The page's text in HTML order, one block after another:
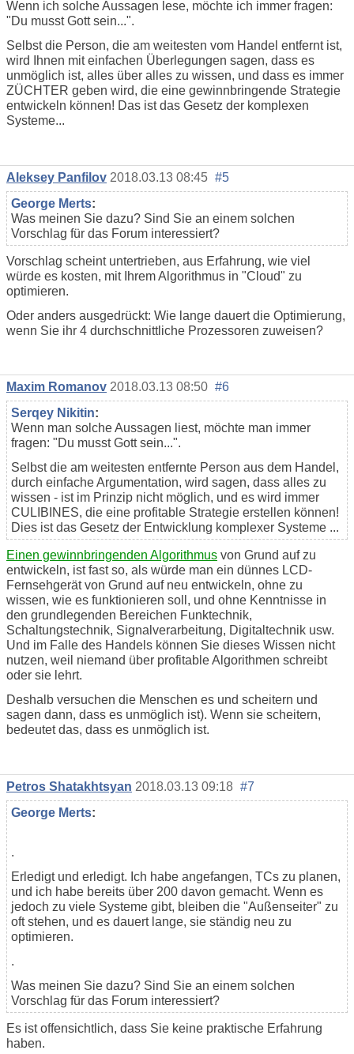
Wenn ich solche Aussagen lese, möchte ich immer fragen:
"Du musst Gott sein...".
Selbst die Person, die am weitesten vom Handel entfernt ist,
wird Ihnen mit einfachen Überlegungen sagen, dass es
unmöglich ist, alles über alles zu wissen, und dass es immer
ZÜCHTER geben wird, die eine gewinnbringende Strategie
entwickeln können! Das ist das Gesetz der komplexen
Systeme...
Aleksey Panfilov 2018.03.13 08:45 #5
George Merts:
Was meinen Sie dazu? Sind Sie an einem solchen
Vorschlag für das Forum interessiert?
Vorschlag scheint untertrieben, aus Erfahrung, wie viel
würde es kosten, mit Ihrem Algorithmus in "Cloud" zu
optimieren.
Oder anders ausgedrückt: Wie lange dauert die Optimierung,
wenn Sie ihr 4 durchschnittliche Prozessoren zuweisen?
Maxim Romanov 2018.03.13 08:50 #6
Serqey Nikitin:
Wenn man solche Aussagen liest, möchte man immer
fragen: "Du musst Gott sein...".
Selbst die am weitesten entfernte Person aus dem Handel,
durch einfache Argumentation, wird sagen, dass alles zu
wissen - ist im Prinzip nicht möglich, und es wird immer
CULIBINES, die eine profitable Strategie erstellen können!
Dies ist das Gesetz der Entwicklung komplexer Systeme ...
Einen gewinnbringenden Algorithmus von Grund auf zu
entwickeln, ist fast so, als würde man ein dünnes LCD-
Fernsehgerät von Grund auf neu entwickeln, ohne zu
wissen, wie es funktionieren soll, und ohne Kenntnisse in
den grundlegenden Bereichen Funktechnik,
Schaltungstechnik, Signalverarbeitung, Digitaltechnik usw.
Und im Falle des Handels können Sie dieses Wissen nicht
nutzen, weil niemand über profitable Algorithmen schreibt
oder sie lehrt.
Deshalb versuchen die Menschen es und scheitern und
sagen dann, dass es unmöglich ist). Wenn sie scheitern,
bedeutet das, dass es unmöglich ist.
Petros Shatakhtsyan 2018.03.13 09:18 #7
George Merts:
.
Erledigt und erledigt. Ich habe angefangen, TCs zu planen,
und ich habe bereits über 200 davon gemacht. Wenn es
jedoch zu viele Systeme gibt, bleiben die "Außenseiter" zu
oft stehen, und es dauert lange, sie ständig neu zu
optimieren.
.
Was meinen Sie dazu? Sind Sie an einem solchen
Vorschlag für das Forum interessiert?
Es ist offensichtlich, dass Sie keine praktische Erfahrung
haben.